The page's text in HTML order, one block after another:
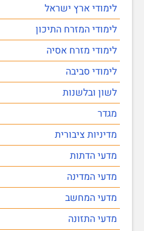
לימודי ארץ ישראל
לימודי המזרח התיכון
לימודי מזרח אסיה
לימודי סביבה
לשון ובלשנות
מגדר
מדיניות ציבורית
מדעי הדתות
מדעי המדינה
מדעי המחשב
מדעי התזונה